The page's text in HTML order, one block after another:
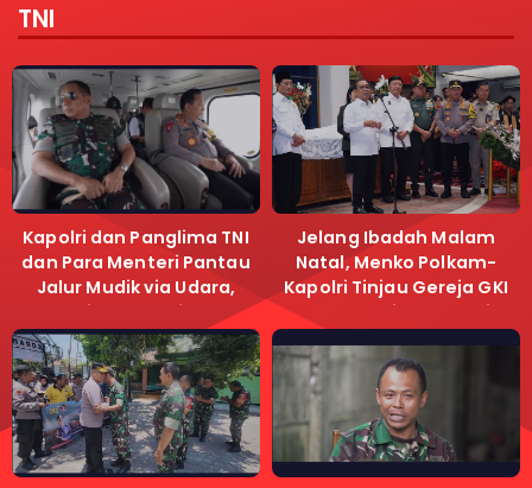
TNI
Kapolri dan Panglima TNI
dan Para Menteri Pantau
Jalur Mudik via Udara,
Pastikan Lalu Lintas
Lancar
Jelang Ibadah Malam
Natal, Menko Polkam-
Kapolri Tinjau Gereja GKI
Samanhudi dan Gereja
Immanuel